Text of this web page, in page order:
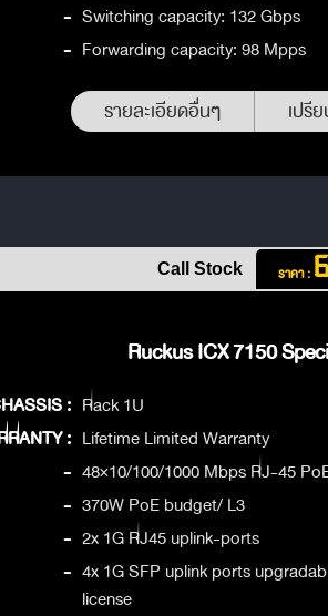
- Switching capacity: 132 Gbps
- Forwarding capacity: 98 Mpps
รายละเอียดอื่นๆ เปรี
ราคา :
Call Stock
Ruckus ICX 7150
: Rack 1U
: Lifetime Limited Warranty
- 48×10/100/1000 Mbps RJ-45
- 370W PoE budget/ L3
- 2x 1G RJ45 uplink-ports
- 4x 1G SFP uplink ports
license